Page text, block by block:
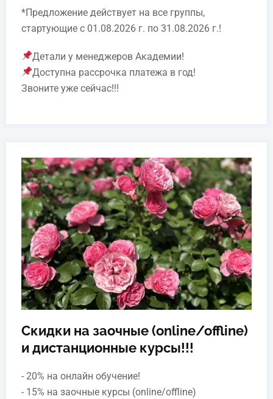
*Предложение действует на все группы,
стартующие с 01.08.2026 г. по 31.08.2026 г.!
Детали у менеджеров Академии!
Доступна рассрочка платежа в год!
Звоните уже сейчас!!!
Скидки на заочные (online/offline)
и дистанционные курсы!!!
- 20% на онлайн обучение!
- 15% на заочные курсы (online/offline)